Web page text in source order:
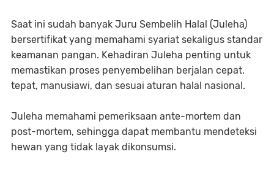
Saat ini sudah banyak Juru Sembelih Halal (Juleha)
bersertifikat yang memahami syariat sekaligus standar
keamanan pangan. Kehadiran Juleha penting untuk
memastikan proses penyembelihan berjalan cepat,
tepat, manusiawi, dan sesuai aturan halal nasional.
Juleha memahami pemeriksaan ante-mortem dan
post-mortem, sehingga dapat membantu mendeteksi
hewan yang tidak layak dikonsumsi.